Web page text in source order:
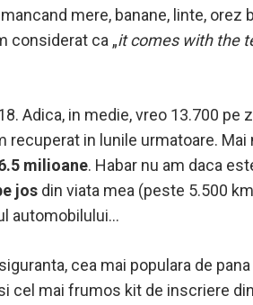
mere, banane, linte, orez
considerat ca „it comes with the
Adica, in medie, vreo 13.700 pe
recuperat in lunile urmatoare.
milioane. Habar nu am daca
jos din viata mea (peste 5.500
automobilului…
cea mai populara de
cel mai frumos kit de inscriere